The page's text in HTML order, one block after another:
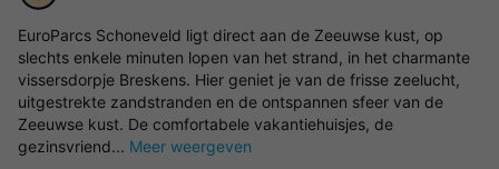
EuroParcs Schoneveld ligt direct aan de Zeeuwse kust, op
slechts enkele minuten lopen van het strand, in het charmante
vissersdorpje Breskens. Hier geniet je van de frisse zeelucht,
uitgestrekte zandstranden en de ontspannen sfeer van de
Zeeuwse kust. De comfortabele vakantiehuisjes, de
gezinsvriend... Meer weergeven